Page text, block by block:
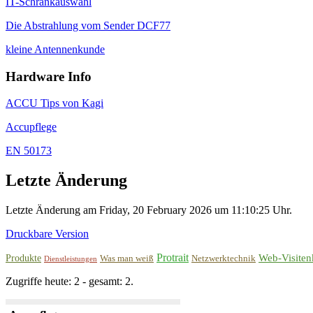
Die Abstrahlung vom Sender DCF77
kleine Antennenkunde
Hardware Info
ACCU Tips von Kagi
Accupflege
EN 50173
Letzte Änderung
Letzte Änderung am Friday, 20 February 2026 um 11:10:25 Uhr.
Druckbare Version
Produkte Dienstleistungen Was man weiß Protrait Netzwerktechnik Web-
Zugriffe heute: 2 - gesamt: 2.